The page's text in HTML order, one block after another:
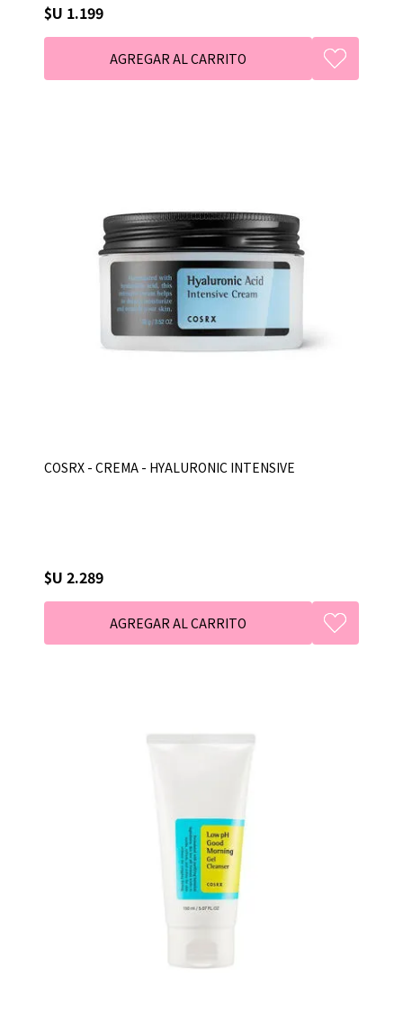
$U 1.199
COSRX - CREMA - HYALURONIC INTENSIVE
$U 2.289